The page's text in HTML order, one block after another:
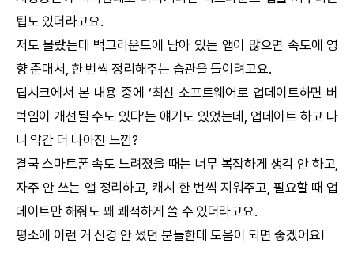
팁도 있더라고요.
저도 몰랐는데 백그라운드에 남아 있는 앱이 많으면 속도에 영
향 준대서, 한 번씩 정리해주는 습관을 들이려고요.
딥시크에서 본 내용 중에 ‘최신 소프트웨어로 업데이트하면 버
벅임이 개선될 수도 있다’는 얘기도 있었는데, 업데이트 하고 나
니 약간 더 나아진 느낌?
결국 스마트폰 속도 느려졌을 때는 너무 복잡하게 생각 안 하고,
자주 안 쓰는 앱 정리하고, 캐시 한 번씩 지워주고, 필요할 때 업
데이트만 해줘도 꽤 쾌적하게 쓸 수 있더라고요.
평소에 이런 거 신경 안 썼던 분들한테 도움이 되면 좋겠어요!